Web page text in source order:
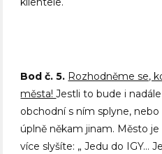
Bod č. 5. Rozhodněme se,
města!Jestli to bude i
obchodní s ním splyne,
úplně někam jinam. Město
více slyšíte: „ Jedu do IGY…